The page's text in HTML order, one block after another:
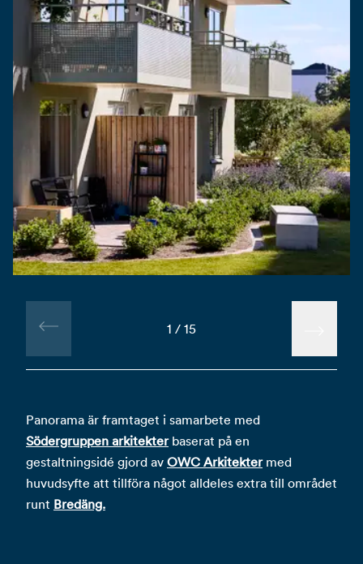
1 / 15
Panorama är framtaget i samarbete med
Södergruppen arkitekterbaserat på en
gestaltningsidé gjord av OWC Arkitektermed
huvudsyfte att tillföra något alldeles extra till området
runt Bredäng.